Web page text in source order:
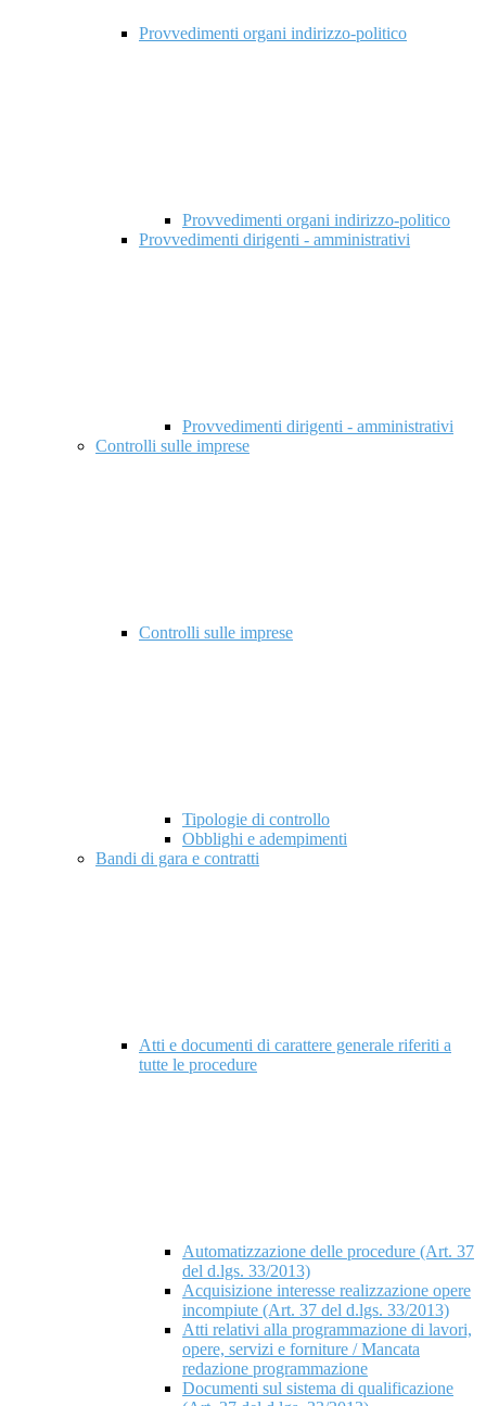
Provvedimenti organi indirizzo-politico
Provvedimenti organi indirizzo-politico
Provvedimenti dirigenti - amministrativi
Provvedimenti dirigenti - amministrativi
Controlli sulle imprese
Controlli sulle imprese
Tipologie di controllo
Obblighi e adempimenti
Bandi di gara e contratti
Atti e documenti di carattere generale riferiti a
tutte le procedure
Automatizzazione delle procedure (Art. 37
del d.lgs. 33/2013)
Acquisizione interesse realizzazione opere
incompiute (Art. 37 del d.lgs. 33/2013)
Atti relativi alla programmazione di lavori,
opere, servizi e forniture / Mancata
redazione programmazione
Documenti sul sistema di qualificazione